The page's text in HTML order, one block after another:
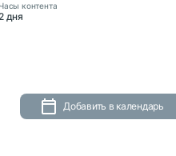
Часы контента
дня
Добавить в календарь